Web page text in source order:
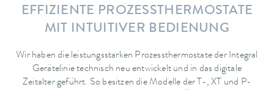
EFFIZIENTE PROZESSTHERMOSTATE
MIT INTUITIVER BEDIENUNG
Wir haben die leistungsstarken Prozessthermostate der Integral
Gerätelinie technisch neu entwickelt und in das digitale
Zeitalter geführt. So besitzen die Modelle der T-, XT und P-